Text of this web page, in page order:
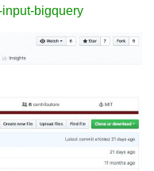
bigquery